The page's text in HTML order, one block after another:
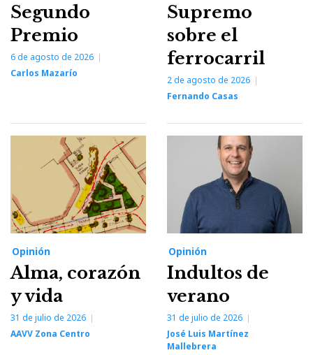
Segundo
Premio
6 de agosto de 2026
Carlos Mazarío
Supremo
sobre el
ferrocarril
2 de agosto de 2026
Fernando Casas
Opinión
Alma, corazón
y vida
31 de julio de 2026
AAVV Zona Centro
Opinión
Indultos de
verano
31 de julio de 2026
José Luis Martínez
Mallebrera